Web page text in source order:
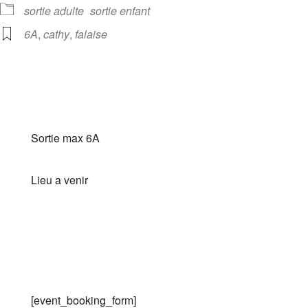
sortie adulte sortie enfant
6A, cathy, falaise
Sortie max 6A
Lieu a venir
[event_booking_form]